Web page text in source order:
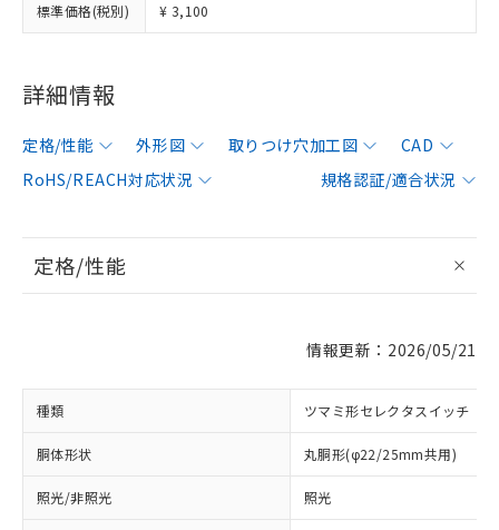
標準価格(税別) ¥ 3,100
詳細情報
定格/性能 外形図 取りつけ穴加工図
CAD
RoHS/REACH対応状況
規格認証/適合状況
定格/性能
情報更新：2026/05/21
種類 ツマミ形セレクタスイッチ
胴体形状 丸胴形(φ22/25mm共用)
照光/非照光 照光